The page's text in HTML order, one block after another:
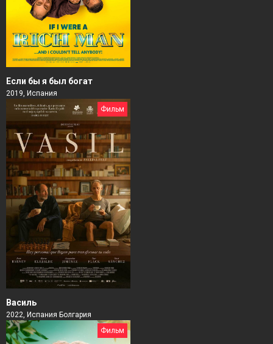
Если бы я был богат
2019, Испания
Фильм
Василь
2022, Испания Болгария
Фильм